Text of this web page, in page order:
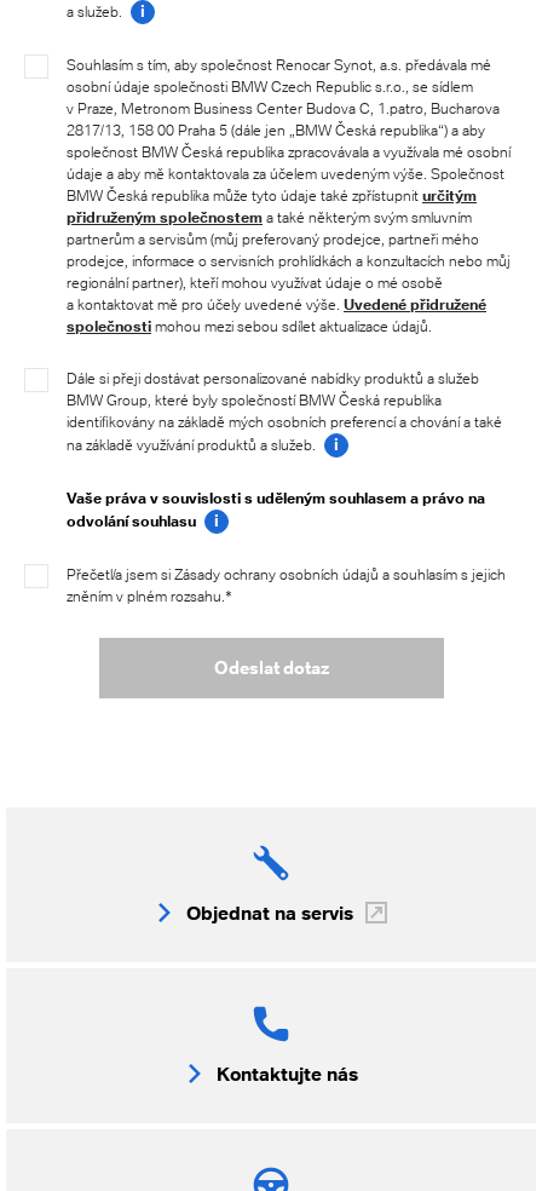
a služeb.
i
Souhlasím s tím, aby společnost Renocar Synot, a.s. předávala mé
osobní údaje společnosti BMW Czech Republic s.r.o., se sídlem
v Praze, Metronom Business Center Budova C, 1.patro, Bucharova
2817/13, 158 00 Praha 5 (dále jen „BMW Česká republika“) a aby
společnost BMW Česká republika zpracovávala a využívala mé osobní
údaje a aby mě kontaktovala za účelem uvedeným výše. Společnost
BMW Česká republika může tyto údaje také zpřístupnit určitým
přidruženým společnostem a také některým svým smluvním
partnerům a servisům (můj preferovaný prodejce, partneři mého
prodejce, informace o servisních prohlídkách a konzultacích nebo můj
regionální partner), kteří mohou využívat údaje o mé osobě
a kontaktovat mě pro účely uvedené výše. Uvedené přidružené
společnosti mohou mezi sebou sdílet aktualizace údajů.
Dále si přeji dostávat personalizované nabídky produktů a služeb
BMW Group, které byly společností BMW Česká republika
identifikovány na základě mých osobních preferencí a chování a také
na základě využívání produktů a služeb.
i
Vaše práva v souvislosti s uděleným souhlasem a právo na
odvolání souhlasu
i
Přečetl/a jsem si Zásady ochrany osobních údajů a souhlasím s jejich
zněním v plném rozsahu.*
Odeslat dotaz
Objednat na servis
Kontaktujte nás